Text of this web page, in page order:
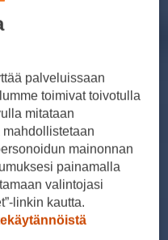
palveluissaan
toimivat toivotulla
mitataan
mainonnan
painamalla
valintojasi
linkin kautta.